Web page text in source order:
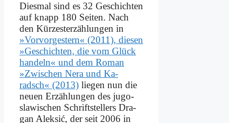
Dies­mal sind es 32 Ge­schich­ten
auf knapp 180 Sei­ten. Nach
den Kür­ze­ster­zäh­lun­gen in
»Vor­vor­ge­stern« (2011), die­sen
»Ge­schich­ten, die vom Glück
han­deln« und dem Ro­man
»Zwi­schen Ne­ra und Ka­
radsch« (2013) lie­gen nun die
neu­en Er­zäh­lun­gen des ju­go­
sla­wi­schen Schrift­stel­lers Dra­
gan Al­ek­sić, der seit 2006 in